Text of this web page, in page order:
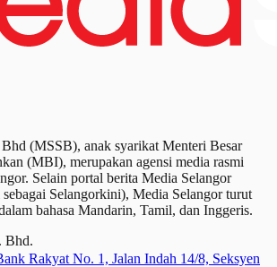
(MSSB), anak syarikat Menteri Besar
(MBI), merupakan agensi media rasmi
Selain portal berita Media Selangor
Selangorkini), Media Selangor turut
bahasa Mandarin, Tamil, dan Inggeris.
Bhd.
Rakyat No. 1, Jalan Indah 14/8, Seksyen